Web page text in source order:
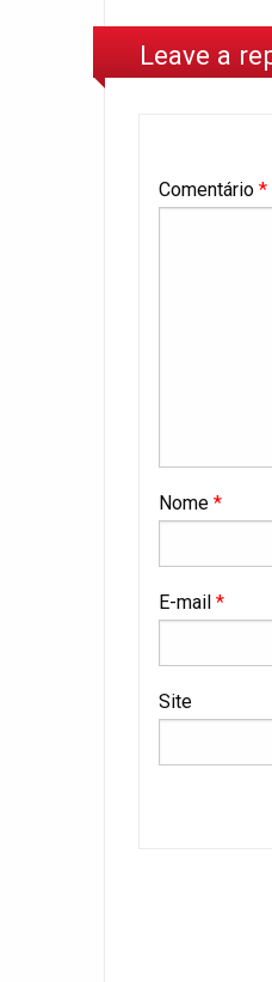
Leave a
Comentário *
Nome *
E-mail *
Site